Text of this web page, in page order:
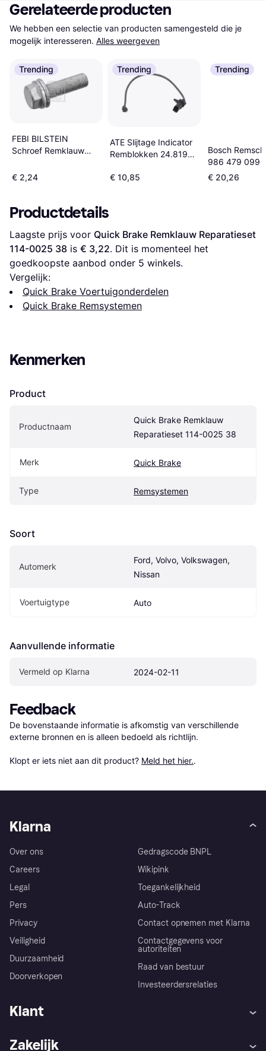
Gerelateerde producten
We hebben een selectie van producten samengesteld die je
mogelijk interesseren. Alles weergeven
Trending
FEBI BILSTEIN
Schroef Remklauw
€ 2,24
Trending
ATE Slijtage Indicator
Remblokken 24.8190-
€ 10,85
Trending
Bosch
986 479 099
€ 20,26
Productdetails
Laagste prijs voor Quick Brake Remklauw Reparatieset
114-0025 38 is € 3,22. Dit is momenteel het
goedkoopste aanbod onder 5 winkels.
Vergelijk:
Quick Brake Voertuigonderdelen
Quick Brake Remsystemen
Kenmerken
Product
Productnaam
Quick Brake Remklauw
Reparatieset 114-0025 38
Merk Quick Brake
Type Remsystemen
Soort
Automerk
Ford, Volvo, Volkswagen,
Nissan
Voertuigtype Auto
Aanvullende informatie
Vermeld op Klarna 2024-02-11
Feedback
De bovenstaande informatie is afkomstig van verschillende
externe bronnen en is alleen bedoeld als richtlijn.
Klopt er iets niet aan dit product? Meld het hier..
Klarna
Over ons
Careers
Legal
Pers
Privacy
Veiligheid
Duurzaamheid
Doorverkopen
Gedragscode BNPL
Wikipink
Toegankelijkheid
Auto-Track
Contact opnemen met Klarna
Contactgegevens voor
autoriteiten
Raad van bestuur
Investeerdersrelaties
Klant
Zakelijk